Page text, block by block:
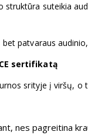
struktūra suteikia
patvaraus
sertifikatą
srityje į viršų,
nes pagreitina